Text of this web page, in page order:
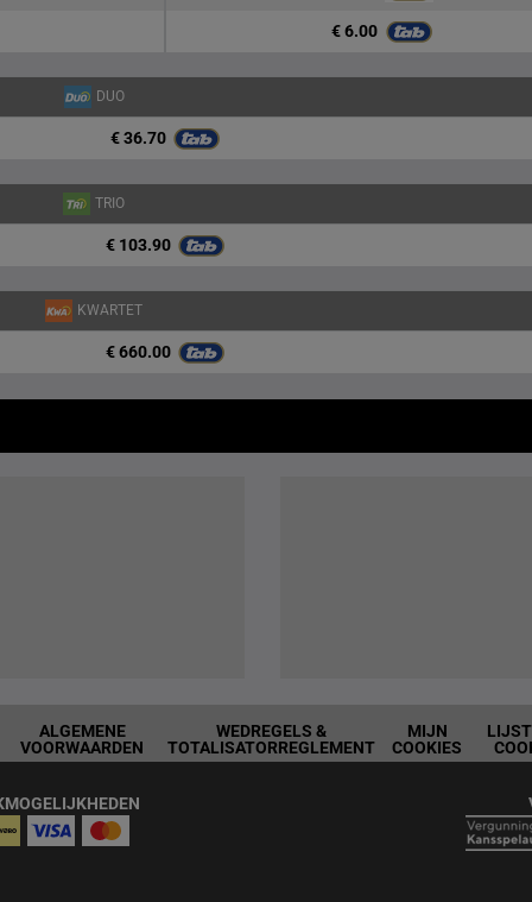
€ 6.00
DUO
€ 36.70
TRIO
€ 103.90
KWARTET
€ 660.00
ALGEMENE
VOORWAARDEN
WEDREGELS &
TOTALISATORREGLEMENT
MIJN
COOKIES